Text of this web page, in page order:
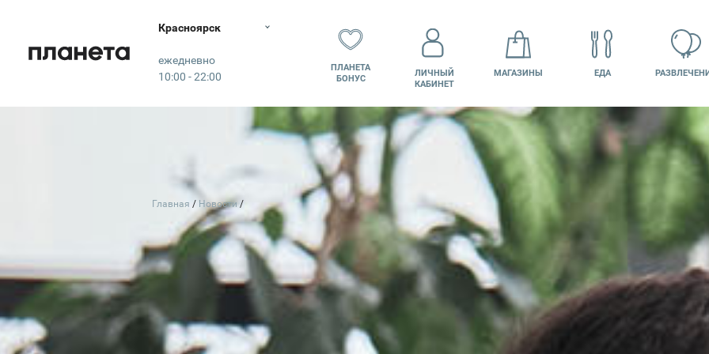
Планета
Красноярск
ежедневно
10:00 - 22:00
ПЛАНЕТА
БОНУС
ЛИЧНЫЙ
КАБИНЕТ
МАГАЗИНЫ ЕДА
КИНО ВАКАНСИИ
Главная Новости